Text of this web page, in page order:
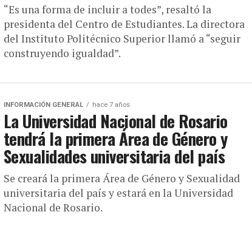
“Es una forma de incluir a todes”, resaltó la
presidenta del Centro de Estudiantes. La directora
del Instituto Politécnico Superior llamó a “seguir
construyendo igualdad”.
INFORMACIÓN GENERAL hace 7 años
La Universidad Nacional de Rosario
tendrá la primera Área de Género y
Sexualidades universitaria del país
Se creará la primera Área de Género y Sexualidad
universitaria del país y estará en la Universidad
Nacional de Rosario.